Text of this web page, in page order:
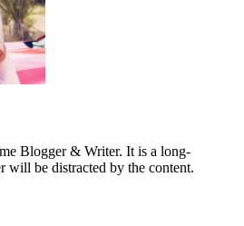
Blogger & Writer. It is a long-
will be distracted by the content.